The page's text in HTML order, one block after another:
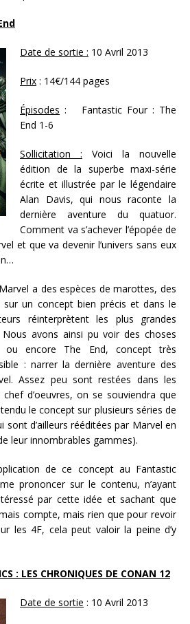
Date de sortie : 10 Avril 2013
Prix : 14€/144 pages
Épisodes : Fantastic Four : The
End 1-6
Sollicitation : Voici la nouvelle
édition de la superbe maxi-série
écrite et illustrée par le légendaire
Alan Davis, qui nous raconte la
dernière aventure du quatuor.
Comment va s’achever l’épopée de
et que va devenir l’univers sans eux
a des espèces de marottes, des
sur un concept bien précis et dans le
réinterprètent les plus grandes
Nous avons ainsi pu voir des choses
ou encore The End, concept très
: narrer la dernière aventure des
Assez peu sont restées dans les
d’oeuvres, on se souviendra que
le concept sur plusieurs séries de
sont d’ailleurs rééditées par Marvel en
leur innombrables gammes).
de ce concept au Fantastic
prononcer sur le contenu, n’ayant
par cette idée et sachant que
compte, mais rien que pour revoir
les 4F, cela peut valoir la peine d’y
: LES CHRONIQUES DE CONAN 12
Date de sortie : 10 Avril 2013